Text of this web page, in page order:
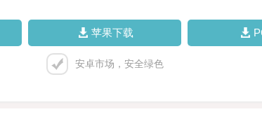
苹果下载
安卓市场，安全绿色